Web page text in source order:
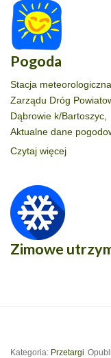
Pogoda
Stacja meteorologiczna
Zarządu Dróg
Dąbrowie k/Bartoszyc,
Aktualne dane
Czytaj więcej
Zimowe
Kategoria: Przetargi